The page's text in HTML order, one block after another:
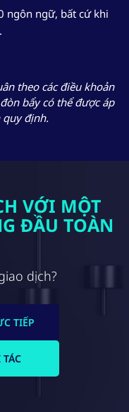
ngôn ngữ, bất cứ khi
theo các điều khoản
bẩy có thể được áp
định.
VỚI MỘT
ĐẦU TOÀN
dịch?
TIẾP